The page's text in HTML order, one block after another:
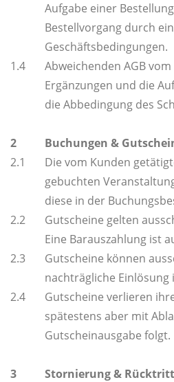
Aufgabe einer
Bestellvorgang durch
Geschäftsbedingungen.
1.4
Abweichenden AGB
Ergänzungen und die
die Abbedingung des
2
Buchungen &
2.1
Die vom Kunden
gebuchten
diese in der
2.2
Gutscheine gelten
Eine Barauszahlung ist
2.3
Gutscheine können
nachträgliche Einlösung
2.4
Gutscheine verlieren
spätestens aber mit
Gutscheinausgabe folgt.
3
Stornierung & Rücktritt